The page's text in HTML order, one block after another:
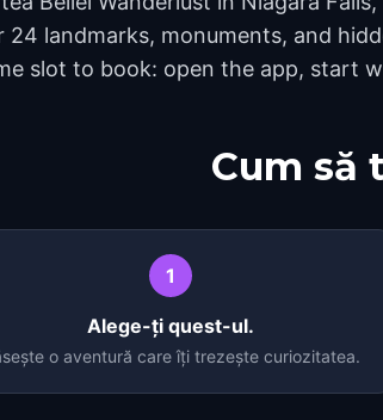
24 landmarks, monuments, and
slot to book: open the app, start
Cum să
1
Alege-ți quest-ul.
o aventură care îți trezește curiozitatea.